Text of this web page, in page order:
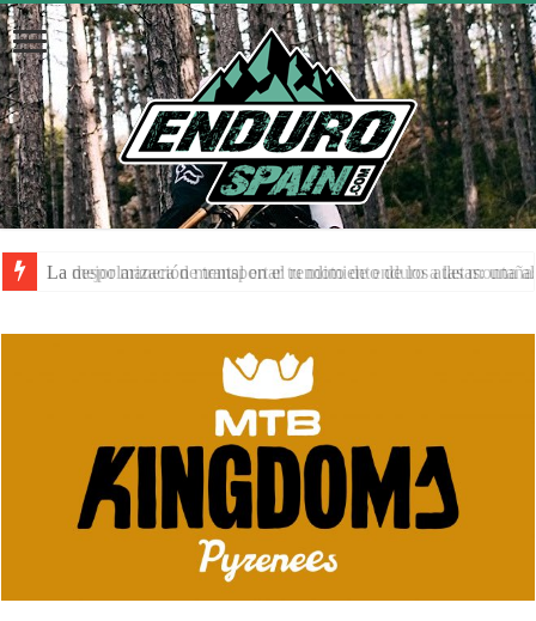
La despolarización mental en el rendimiento de los atletas: una